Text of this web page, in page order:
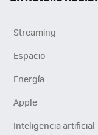
Streaming
Espacio
Energía
Apple
Inteligencia artificial